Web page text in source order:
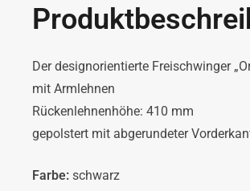
Der designorientierte Freischwinger
mit Armlehnen
Rückenlehnenhöhe: 410 mm
gepolstert mit abgerundeter
Farbe: schwarz